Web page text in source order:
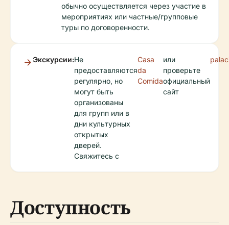
обычно осуществляется через участие в
мероприятиях или частные/групповые
туры по договоренности.
Экскурсии:Не
предоставляются
регулярно, но
могут быть
организованы
для групп или в
дни культурных
открытых
дверей.
Свяжитесь с
Casa
da
Comida
или
проверьте
официальный
сайт
Доступность